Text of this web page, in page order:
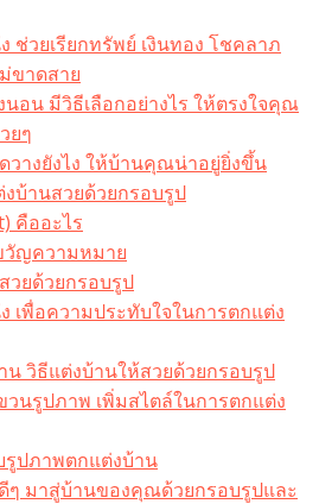
ช่วยเรียกทรัพย์ เงินทอง โชคลาภ
ขาดสาย
อน มีวิธีเลือกอย่างไร ให้ตรงใจคุณ
ยๆ
วางยังไง ให้บ้านคุณน่าอยู่ยิ่งขึ้น
งบ้านสวยด้วยกรอบรูป
คืออะไร​
วัญความหมาย
วยด้วยกรอบรูป
เพื่อความประทับใจในการตกแต่ง
วิธีแต่งบ้านให้สวยด้วยกรอบรูป
นรูปภาพ เพิ่มสไตล์ในการตกแต่ง
รูปภาพตกแต่งบ้าน
ๆ มาสู่บ้านของคุณด้วยกรอบรูปและ